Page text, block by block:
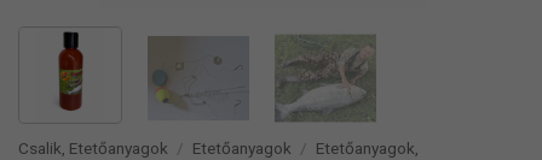
Csalik, Etetőanyagok / Etetőanyagok / Etetőanyagok,